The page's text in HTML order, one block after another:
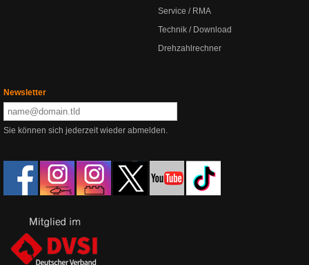
Service / RMA
Technik / Download
Drehzahlrechner
Newsletter
Sie können sich jederzeit wieder abmelden.